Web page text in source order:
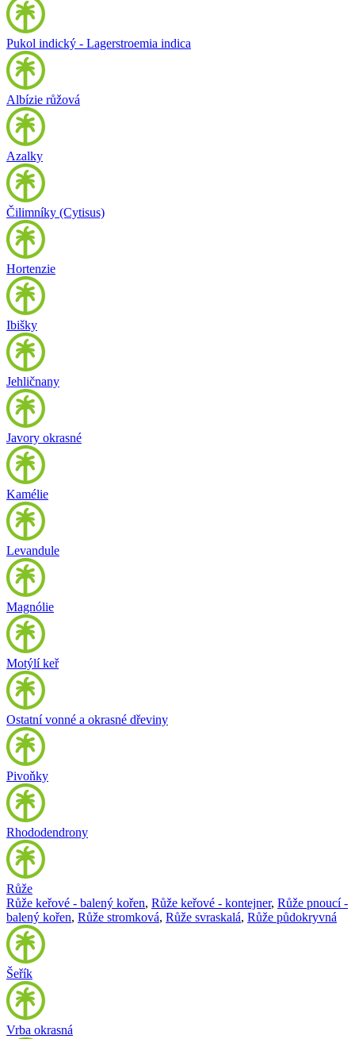
Pukol indický - Lagerstroemia indica
Albízie růžová
Azalky
Čilimníky (Cytisus)
Hortenzie
Ibišky
Jehličnany
Javory okrasné
Kamélie
Levandule
Magnólie
Motýlí keř
Ostatní vonné a okrasné dřeviny
Pivoňky
Rhododendrony
Růže
Růže keřové - balený kořen, Růže keřové - kontejner, Růže pnoucí -
balený kořen, Růže stromková, Růže svraskalá, Růže půdokryvná
Šeřík
Vrba okrasná